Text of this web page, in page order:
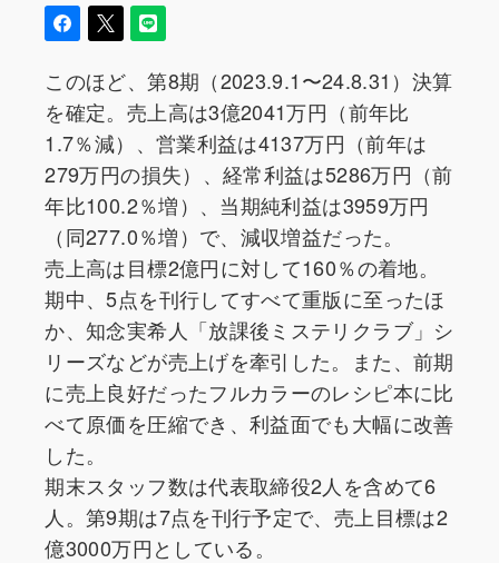
このほど、第8期（2023.9.1〜24.8.31）決算
を確定。売上高は3億2041万円（前年比
1.7％減）、営業利益は4137万円（前年は
279万円の損失）、経常利益は5286万円（前
年比100.2％増）、当期純利益は3959万円
（同277.0％増）で、減収増益だった。
売上高は目標2億円に対して160％の着地。
期中、5点を刊行してすべて重版に至ったほ
か、知念実希人「放課後ミステリクラブ」シ
リーズなどが売上げを牽引した。また、前期
に売上良好だったフルカラーのレシピ本に比
べて原価を圧縮でき、利益面でも大幅に改善
した。
期末スタッフ数は代表取締役2人を含めて6
人。第9期は7点を刊行予定で、売上目標は2
億3000万円としている。